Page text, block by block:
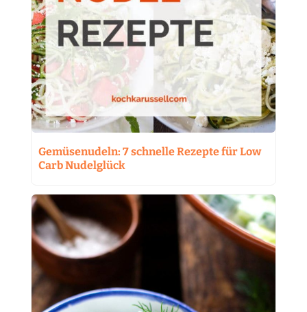
Gemüsenudeln: 7 schnelle Rezepte für Low
Carb Nudelglück